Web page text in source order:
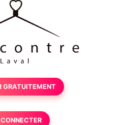
GRATUITEMENT